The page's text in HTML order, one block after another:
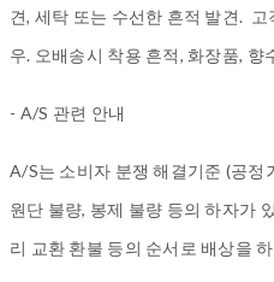
견, 세탁 또는 수선한 흔적 발견.
우. 오배송시 착용 흔적, 화장품, 향
- A/S 관련 안내
A/S는 소비자 분쟁 해결기준 (공정
원단 불량, 봉제 불량 등의 하자가
리 교환 환불 등의 순서로 배상을